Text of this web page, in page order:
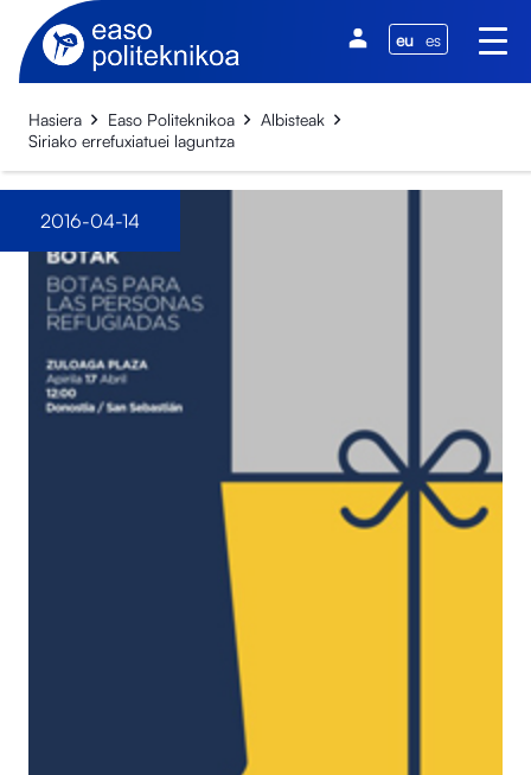
eu es
Hasiera Easo Politeknikoa
Albisteak
Siriako errefuxiatuei laguntza
2016-04-14